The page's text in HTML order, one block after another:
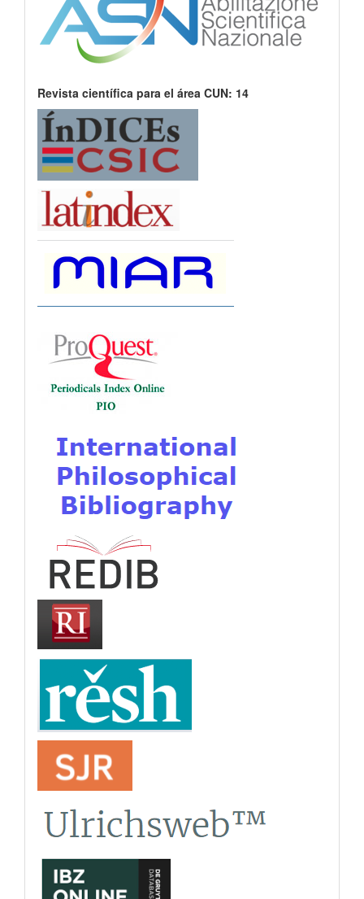
Revista científica para el área CUN: 14